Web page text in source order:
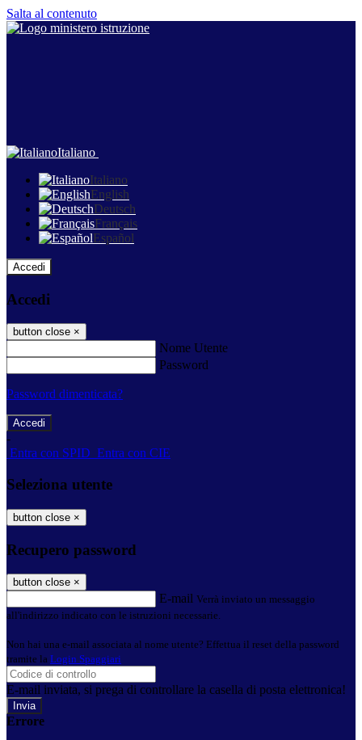
Salta al contenuto
Italiano
Italiano
English
Deutsch
Français
Español
Accedi
Accedi
button close ×
Nome Utente
Password
Password dimenticata?
-
Entra con SPID Entra con CIE
Seleziona utente
button close ×
Recupero password
button close ×
E-mail Verrà inviato un messaggio
all'indirizzo indicato con le istruzioni necessarie.
Non hai una e-mail associata al nome utente? Effettua il reset della password
tramite la Login Spaggiari
E-mail inviata, si prega di controllare la casella di posta elettronica!
Errore